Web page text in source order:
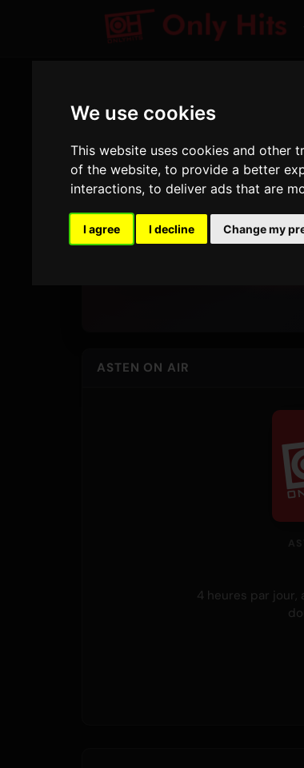
We use cookies
This website uses cookies and
of the website,to provide a better
interactions,to deliver ads that are
I agree I decline Change my
ASTEN ON AIR
4 heures par jour,